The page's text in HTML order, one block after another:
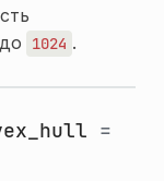
до 1024 .
=